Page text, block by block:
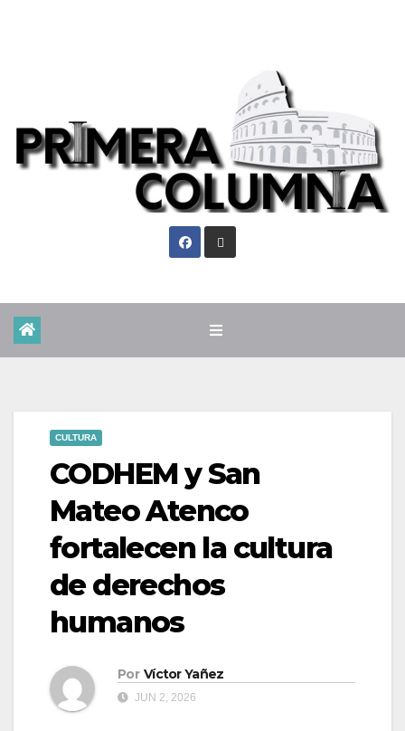
CULTURA
CODHEM y San
Mateo Atenco
fortalecen la cultura
de derechos
humanos
Por Víctor Yañez
JUN 2, 2026